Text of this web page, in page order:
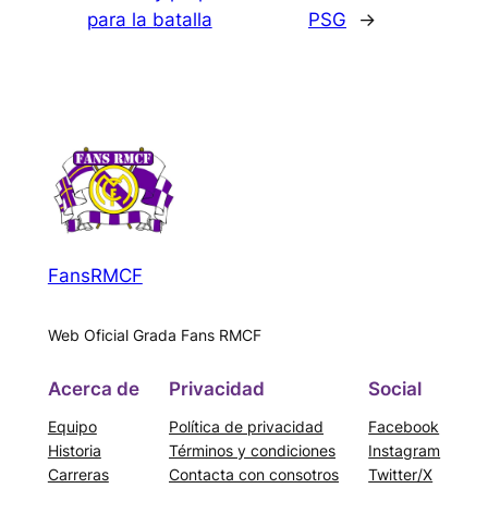
para la batalla
PSG
→
FansRMCF
Web Oficial Grada Fans RMCF
Acerca de
Equipo
Historia
Carreras
Privacidad
Política de privacidad
Términos y condiciones
Contacta con consotros
Social
Facebook
Instagram
Twitter/X